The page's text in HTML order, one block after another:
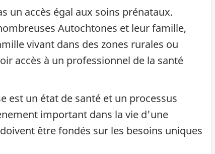
un accès égal aux soins prénataux.
Autochtones et leur famille,
vivant dans des zones rurales ou
accès à un professionnel de la santé
est un état de santé et un processus
important dans la vie d'une
être fondés sur les besoins uniques